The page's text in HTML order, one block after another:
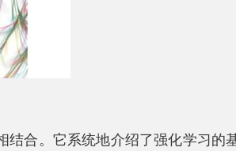
合。它系统地介绍了强化学习的